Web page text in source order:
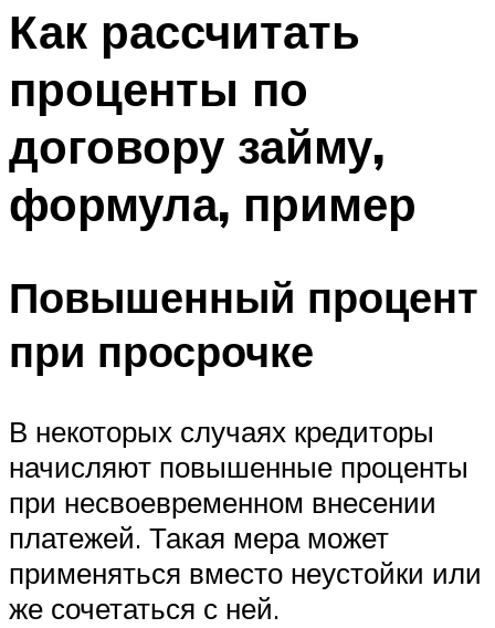
Как рассчитать
проценты по
договору займу,
формула, пример
Повышенный процент
при просрочке
В некоторых случаях кредиторы
начисляют повышенные проценты
при несвоевременном внесении
платежей. Такая мера может
применяться вместо неустойки или
же сочетаться с ней.